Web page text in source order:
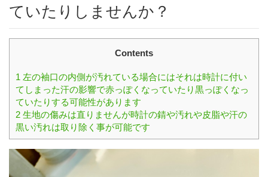
ていたりしませんか？
Contents
1 左の袖口の内側が汚れている場合にはそれは時計に付い
てしまった汗の影響で赤っぽくなっていたり黒っぽくなっ
ていたりする可能性があります
2 生地の傷みは直りませんが時計の錆や汚れや皮脂や汗の
黒い汚れは取り除く事が可能です